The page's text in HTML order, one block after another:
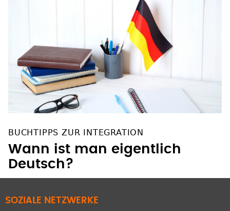
BUCHTIPPS ZUR INTEGRATION
Wann ist man eigentlich
Deutsch?
SOZIALE NETZWERKE